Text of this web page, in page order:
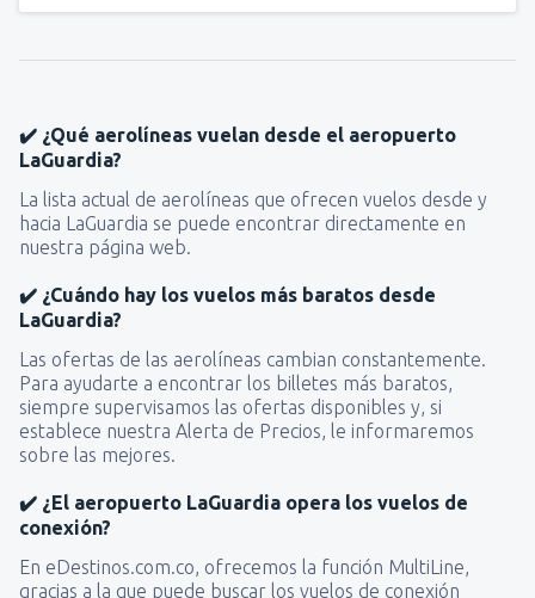
✔️ ¿Qué aerolíneas vuelan desde el aeropuerto
LaGuardia?
La lista actual de aerolíneas que ofrecen vuelos desde y
hacia LaGuardia se puede encontrar directamente en
nuestra página web.
✔️ ¿Cuándo hay los vuelos más baratos desde
LaGuardia?
Las ofertas de las aerolíneas cambian constantemente.
Para ayudarte a encontrar los billetes más baratos,
siempre supervisamos las ofertas disponibles y, si
establece nuestra Alerta de Precios, le informaremos
sobre las mejores.
✔️ ¿El aeropuerto LaGuardia opera los vuelos de
conexión?
En eDestinos.com.co, ofrecemos la función MultiLine,
gracias a la que puede buscar los vuelos de conexión